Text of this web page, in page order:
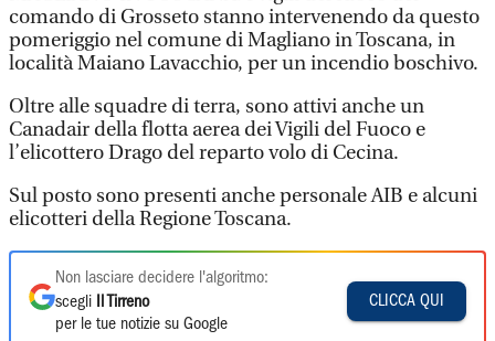
comando di Grosseto stanno intervenendo da questo
pomeriggio nel comune di Magliano in Toscana, in
località Maiano Lavacchio, per un incendio boschivo.
Oltre alle squadre di terra, sono attivi anche un
Canadair della flotta aerea dei Vigili del Fuoco e
l’elicottero Drago del reparto volo di Cecina.
Sul posto sono presenti anche personale AIB e alcuni
elicotteri della Regione Toscana.
Non lasciare decidere l'algoritmo:
scegli
Il Tirreno
per le tue notizie su Google
CLICCA QUI